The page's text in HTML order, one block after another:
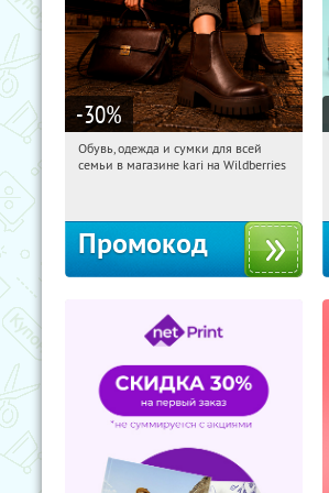
-30%
18:10:01 Получили:
Обувь, одежда и сумки для всей
семьи в магазине kari на Wildberries
Промокод